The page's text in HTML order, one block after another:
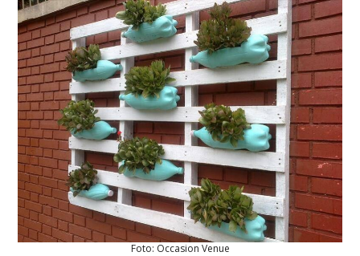
Foto: Occasion Venue